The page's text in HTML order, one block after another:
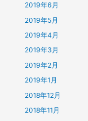
2019年6月
2019年5月
2019年4月
2019年3月
2019年2月
2019年1月
2018年12月
2018年11月